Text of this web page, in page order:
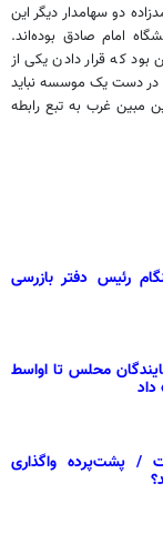
دو سهامدار دیگر این
امام صادق بوده‌اند.
که قرار دادن یکی از
در دست یک موسسه نباید
مبین غرب به تبع رابطه
رئیس دفتر بازرسی
محلس تا اواسط
/ پشت‌پرده واگذاری